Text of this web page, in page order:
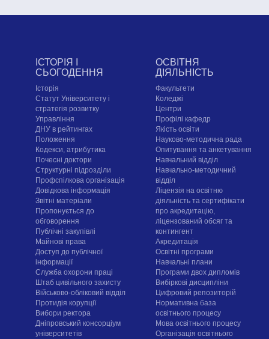
ІСТОРІЯ І
СЬОГОДЕННЯ
Історія
Статут Університету і
стратегія розвитку
Управління
ДНУ в рейтингах
Положення
Кодекси, атрибутика
Почесні доктори
Структурні підрозділи
Профспілкова організація
Довідкова інформація
Звітні матеріали
Пропонується до
обговорення
Публічні закупівлі
Майнові права
Доступ до публічної
інформації
Служба охорони праці
Штаб цивільного захисту
Військово-обліковий відділ
Протидія корупції
Вибори ректора
Дніпровський консорціум
університетів
ОСВІТНЯ
ДІЯЛЬНІСТЬ
Факультети
Коледжі
Центри
Профілі кафедр
Якість освіти
Науково-методична рада
Опитування та анкетування
Навчальний відділ
Навчально-методичний
відділ
Ліцензія на освітню
діяльність та сертифікати
про акредитацію,
ліцензований обсяг та
контингент
Акредитація
Освітні програми
Навчальні плани
Програми двох дипломів
Вибіркові дисципліни
Цифровий репозиторій
Нормативна база
освітнього процесу
Мова освітнього процесу
Організація освітнього